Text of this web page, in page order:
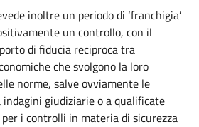
inoltre un periodo di ‘franchigia’
un controllo, con il
di fiducia reciproca tra
che svolgono la loro
norme, salve ovviamente le
giudiziarie o a qualificate
i controlli in materia di sicurezza